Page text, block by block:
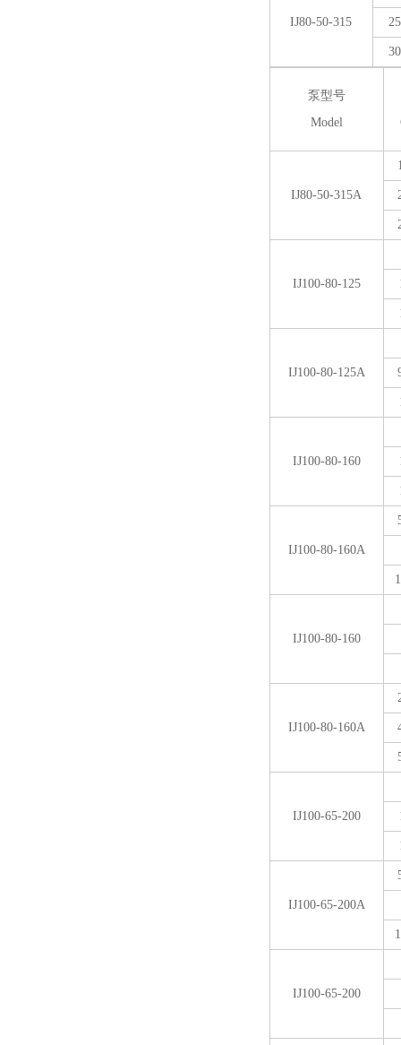
IJ80-50-315 25
30
泵型号
Model
IJ80-50-315A
IJ100-80-125
IJ100-80-125A
IJ100-80-160
IJ100-80-160A
IJ100-80-160
IJ100-80-160A
IJ100-65-200
IJ100-65-200A
IJ100-65-200